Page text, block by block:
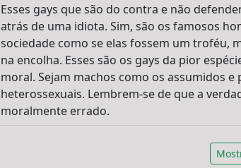
Esses gays que são do contra e não
atrás de uma idiota. Sim, são os famosos
sociedade como se elas fossem um troféu,
na encolha. Esses são os gays da pior
moral. Sejam machos como os assumidos
heterossexuais. Lembrem-se de que a
moralmente errado.